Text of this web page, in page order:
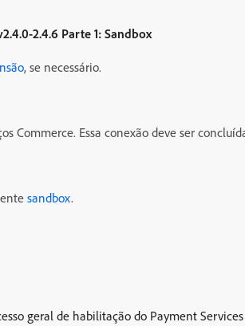
2.4.6 Parte 1: Sandbox
, se necessário.
Commerce. Essa conexão deve ser
sandbox.
geral de habilitação do Payment